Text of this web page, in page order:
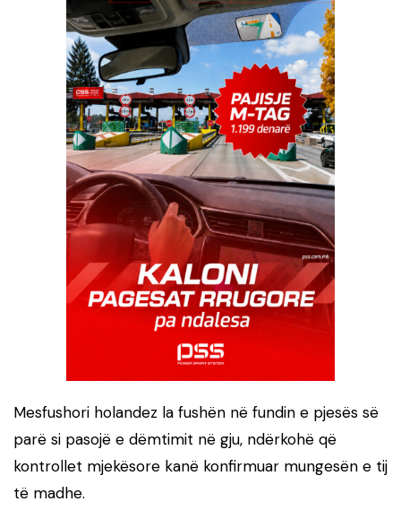
Mesfushori holandez la fushën në fundin e pjesës së
parë si pasojë e dëmtimit në gju, ndërkohë që
kontrollet mjekësore kanë konfirmuar mungesën e tij
të madhe.